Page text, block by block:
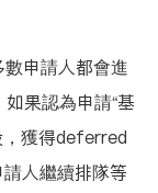
數申請人都會進
果認為申請“基
，獲得deferred
人繼續排隊等